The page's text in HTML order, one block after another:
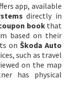
app, available
directly in
bookthat
based on their
on Škoda Auto
such as travel
on the map
has physical